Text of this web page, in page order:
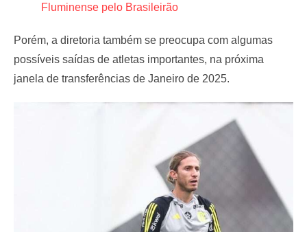
Fluminense pelo Brasileirão
Porém, a diretoria também se preocupa com algumas
possíveis saídas de atletas importantes, na próxima
janela de transferências de Janeiro de 2025.